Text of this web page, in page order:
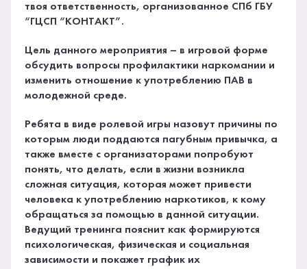
твоя ответственность, организованное СПб ГБУ
“ГЦСП “КОНТАКТ”.
Цель данного мероприятия – в игровой форме
обсудить вопросы профилактики наркомании и
изменить отношение к употреблению ПАВ в
молодежной среде.
Ребята в виде ролевой игры назовут причины по
которым люди поддаются пагубным привычка, а
также вместе с организаторами попробуют
понять, что делать, если в жизни возникла
сложная ситуация, которая может привести
человека к употреблению наркотиков, к кому
обращаться за помощью в данной ситуации.
Ведущий тренинга пояснит как формируются
психологическая, физическая и социальная
зависимости и покажет график их